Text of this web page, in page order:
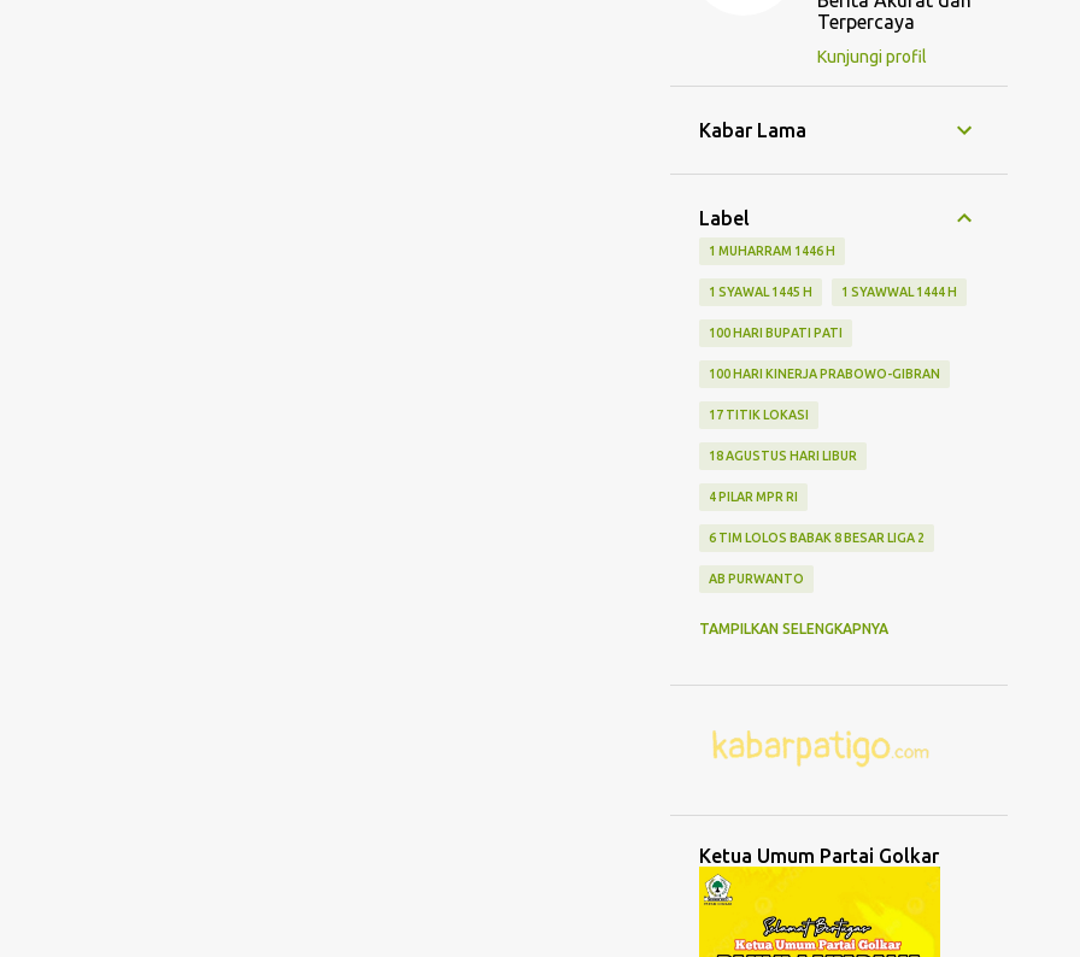
Terpercaya
Kunjungi profil
Kabar Lama
Label
1 MUHARRAM 1446 H
1 SYAWAL 1445 H 1 SYAWWAL 1444 H
100 HARI BUPATI PATI
100 HARI KINERJA PRABOWO-GIBRAN
17 TITIK LOKASI
18 AGUSTUS HARI LIBUR
4 PILAR MPR RI
6 TIM LOLOS BABAK 8 BESAR LIGA 2
AB PURWANTO
ABURIZAL BAKRIE ACMU
AGRO WISATA MELON
AGUNG DANARTO AGUNG LAKSONO
AGUS EKO WIBOWO
TAMPILKAN SELENGKAPNYA
Ketua Umum Partai Golkar